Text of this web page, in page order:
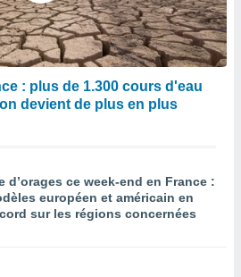
: plus de 1.300 cours d'eau
devient de plus en plus
d’orages ce week-end en France :
européen et américain en
sur les régions concernées